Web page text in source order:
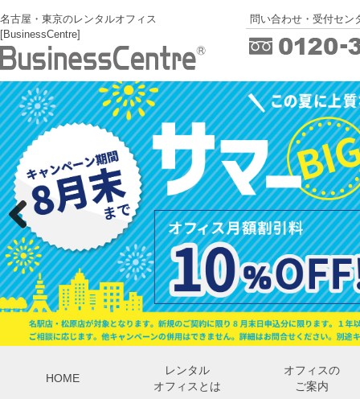
名古屋・東京のレンタルオフィス
[BusinessCentre]
問い合わせ・受付セン
Previous
HOME
レンタル
オフィスとは
オフィスの
ご案内